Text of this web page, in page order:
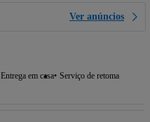
Ver anúncios
Entrega em casa Serviço de retoma